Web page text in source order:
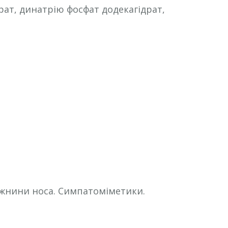
динатрію фосфат додекагідрат,
носа. Симпатоміметики.